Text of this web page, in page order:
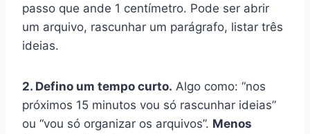
passo que ande 1 centímetro. Pode ser abrir
um arquivo, rascunhar um parágrafo, listar três
ideias.
2. Defino um tempo curto. Algo como: “nos
próximos 15 minutos vou só rascunhar ideias”
ou “vou só organizar os arquivos”. Menos